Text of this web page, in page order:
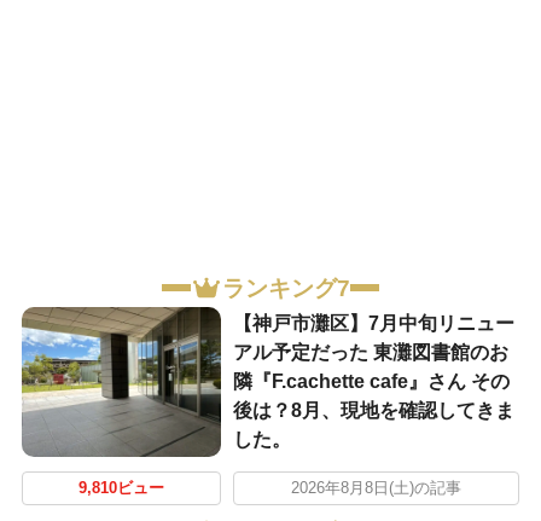
ランキング7
【神戸市灘区】7月中旬リニュー
アル予定だった 東灘図書館のお
隣『F.cachette cafe』さん その
後は？8月、現地を確認してきま
した。
9,810ビュー 2026年8月8日(土)の記事